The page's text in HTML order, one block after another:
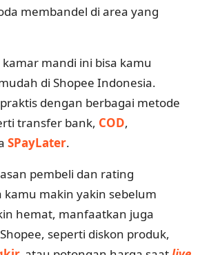
membandel di area yang
mandi ini bisa kamu
di Shopee Indonesia.
dengan berbagai metode
transfer bank, COD,
SPayLater.
pembeli dan rating
kamu makin yakin sebelum
hemat, manfaatkan juga
seperti diskon produk,